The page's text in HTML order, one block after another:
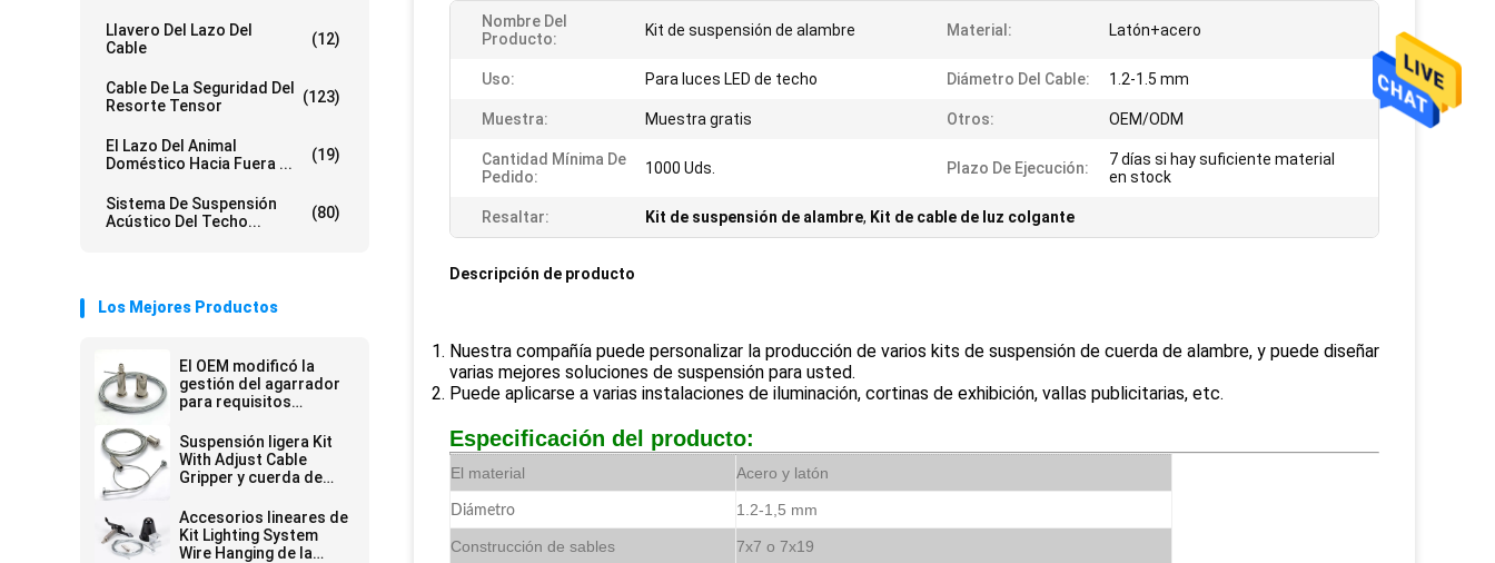
Llavero Del Lazo Del
Cable
(12)
Cable De La Seguridad Del
Resorte Tensor
(123)
El Lazo Del Animal
Doméstico Hacia Fuera ...
(19)
Sistema De Suspensión
Acústico Del Techo...
(80)
Los Mejores Productos
El OEM modificó la
gestión del agarrador
para requisitos
acorta el equipo de la
suspensión de los
accesorios de
iluminación
Suspensión ligera Kit
With Adjust Cable
Gripper y cuerda de
Accesorios lineares de
Kit Lighting System
Wire Hanging de la
Nombre Del
Producto:
Kit de suspensión de alambre Material: Latón+acero
Uso: Para luces LED de techo Diámetro Del Cable: 1.2-1.5 mm
Muestra: Muestra gratis Otros: OEM/ODM
Cantidad Mínima De
Pedido:
1000 Uds. Plazo De Ejecución:
7 días si hay suficiente material
en stock
Resaltar: Kit de suspensión de alambre, Kit de cable de luz colgante
Descripción de producto
Nuestra compañía puede personalizar la producción de varios kits de suspensión de cuerda de alambre, y puede diseñar
varias mejores soluciones de suspensión para usted.
Puede aplicarse a varias instalaciones de iluminación, cortinas de exhibición, vallas publicitarias, etc.
Especificación del producto:
El material Acero y latón
Diámetro 1.2-1,5 mm
Construcción de sables 7x7 o 7x19